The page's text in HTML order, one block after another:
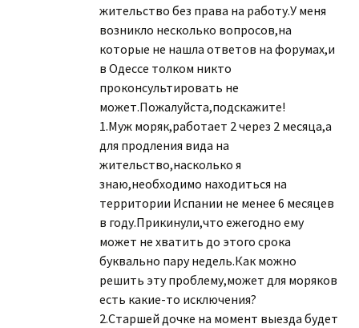
жительство без права на работу.У меня
возникло несколько вопросов,на
которые не нашла ответов на форумах,и
в Одессе толком никто
проконсультировать не
может.Пожалуйста,подскажите!
1.Муж моряк,работает 2 через 2 месяца,а
для продления вида на
жительство,насколько я
знаю,необходимо находиться на
территории Испании не менее 6 месяцев
в году.Прикинули,что ежегодно ему
может не хватить до этого срока
буквально пару недель.Как можно
решить эту проблему,может для моряков
есть какие-то исключения?
2.Старшей дочке на момент выезда будет